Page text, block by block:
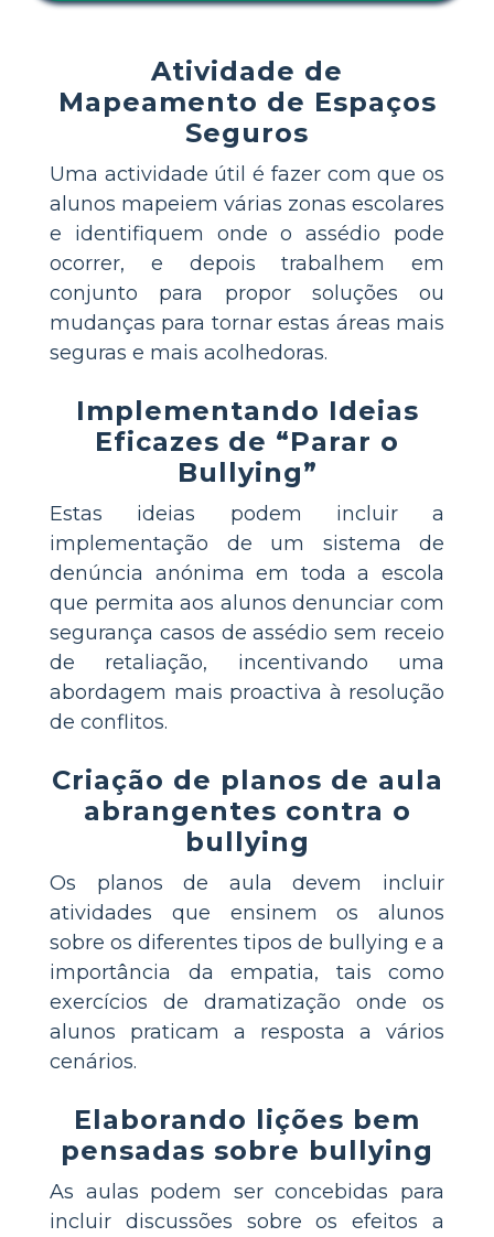
Atividade de
Mapeamento de Espaços
Seguros
Uma actividade útil é fazer com que os
alunos mapeiem várias zonas escolares
e identifiquem onde o assédio pode
ocorrer, e depois trabalhem em
conjunto para propor soluções ou
mudanças para tornar estas áreas mais
seguras e mais acolhedoras.
Implementando Ideias
Eficazes de “Parar o
Bullying”
Estas ideias podem incluir a
implementação de um sistema de
denúncia anónima em toda a escola
que permita aos alunos denunciar com
segurança casos de assédio sem receio
de retaliação, incentivando uma
abordagem mais proactiva à resolução
de conflitos.
Criação de planos de aula
abrangentes contra o
bullying
Os planos de aula devem incluir
atividades que ensinem os alunos
sobre os diferentes tipos de bullying e a
importância da empatia, tais como
exercícios de dramatização onde os
alunos praticam a resposta a vários
cenários.
Elaborando lições bem
pensadas sobre bullying
As aulas podem ser concebidas para
incluir discussões sobre os efeitos a